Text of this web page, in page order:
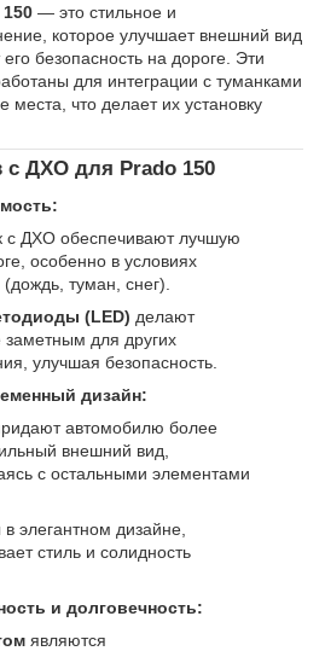
— это стильное и
которое улучшает внешний вид
безопасность на дороге. Эти
для интеграции с туманками
места, что делает их установку
с ДХО для Prado 150
с ДХО обеспечивают лучшую
особенно в условиях
туман, снег).
(LED) делают
для других
улучшая безопасность.
дизайн:
автомобилю более
внешний вид,
с остальными элементами
элегантном дизайне,
стиль и солидность
и долговечность:
являются